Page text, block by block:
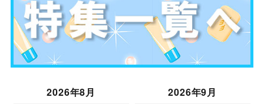
2026年8月
2026年9月